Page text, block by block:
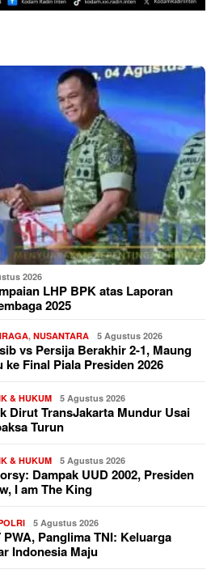
2026
LHP BPK atas Laporan
2025
, NUSANTARA 5 Agustus 2026
vs Persija Berakhir 2-1, Maung
ke Final Piala Presiden 2026
& HUKUM 5 Agustus 2026
Dirut TransJakarta Mundur Usai
Turun
& HUKUM 5 Agustus 2026
Dampak UUD 2002, Presiden
I am The King
5 Agustus 2026
PWA, Panglima TNI: Keluarga
Indonesia Maju